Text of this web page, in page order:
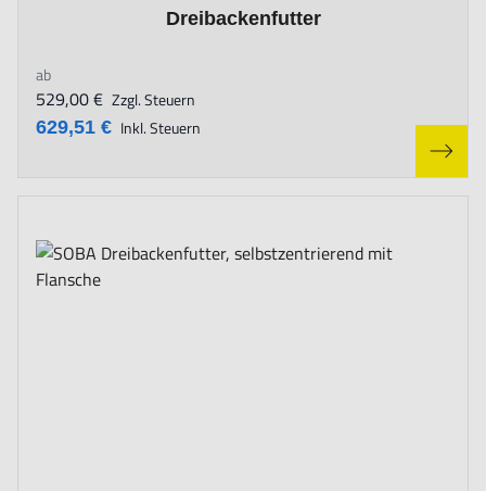
Dreibackenfutter
ab
629,51 € Inkl. Steuern
529,00 € Zzgl. Steuern